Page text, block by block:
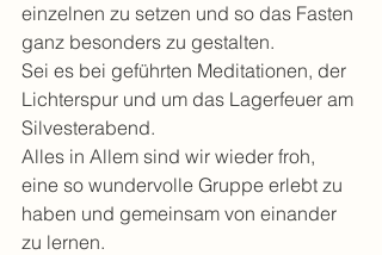
einzelnen zu setzen und so das Fasten
ganz besonders zu gestalten.
Sei es bei geführten Meditationen, der
Lichterspur und um das Lagerfeuer am
Silvesterabend.
Alles in Allem sind wir wieder froh,
eine so wundervolle Gruppe erlebt zu
haben und gemeinsam von einander
zu lernen.